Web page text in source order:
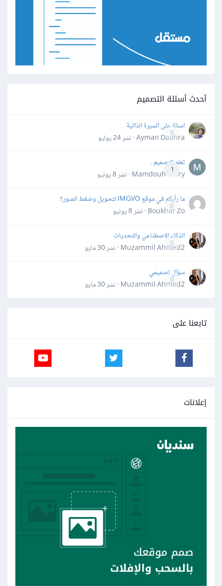
أحدث أسئلة التصميم
0
اسئلة على السيرة الذاتية
Ayman Daahra · نشر
24 يوليو
1
تعلم التصميم .
Mamdouh Khiry · نشر
8 يونيو
0
ما رأيكم في موقع IMGVO لتحويل وضغط الصور؟
Boukhar Zo · نشر
8 يونيو
0
الذكاء الاصطناعي والتحديات
Muzammil Ahmed2 · نشر
30 مايو
0
سؤال تصميمي
Muzammil Ahmed2 · نشر
30 مايو
تابعنا على
إعلانات